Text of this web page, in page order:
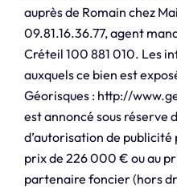
auprès de Romain chez
09.81.16.36.77, agent
Créteil 100 881 010. Les
auxquels ce bien est
Géorisques : http://
est annoncé sous réserve
d’autorisation de
prix de 226 000 € ou au
partenaire foncier (hors